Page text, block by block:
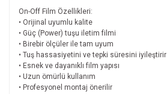
On-Off Film Özellikleri:
• Orijinal uyumlu kalite
• Güç (Power) tuşu iletim filmi
• Birebir ölçüler ile tam uyum
• Tuş hassasiyetini ve tepki süresini iyileştirir
• Esnek ve dayanıklı film yapısı
• Uzun ömürlü kullanım
• Profesyonel montaj önerilir